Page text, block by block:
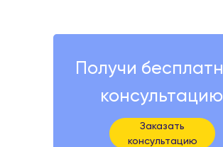
Получи
консультацию
Заказать
консультацию